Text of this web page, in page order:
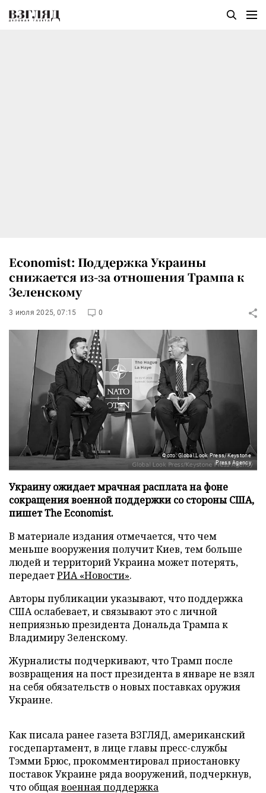
Economist: Поддержка Украины
снижается из-за отношения Трампа к
Зеленскому
3 июля 2025, 07:15 0
Фото: Global Look Press/Keystone
Press Agency
Украину ожидает мрачная расплата на фоне
сокращения военной поддержки со стороны США,
пишет The Economist.
В материале издания отмечается, что чем
меньше вооружения получит Киев, тем больше
людей и территорий Украина может потерять,
передаетРИА «Новости».
Авторы публикации указывают, что поддержка
США ослабевает, и связывают это с личной
неприязнью президента Дональда Трампа к
Владимиру Зеленскому.
Журналисты подчеркивают, что Трамп после
возвращения на пост президента в январе не взял
на себя обязательств о новых поставках оружия
Украине.
Как писала ранее газета ВЗГЛЯД, американский
госдепартамент, в лице главы пресс-службы
Тэмми Брюс, прокомментировал приостановку
поставок Украине ряда вооружений, подчеркнув,
что общаявоенная поддержка